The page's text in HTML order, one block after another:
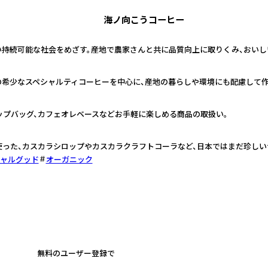
海ノ向こうコーヒー
続可能な社会をめざす。産地で農家さんと共に品質向上に取りくみ、おい
少なスペシャルティコーヒーを中心に、産地の暮らしや環境にも配慮して
プバッグ、カフェオレベースなどお手軽に楽しめる商品の取扱い。
た、カスカラシロップやカスカラクラフトコーラなど、日本ではまだ珍し
ルグッド
オーガニック
無料のユーザー登録で